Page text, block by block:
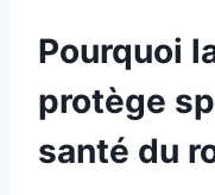
Pourquoi
protège
santé du